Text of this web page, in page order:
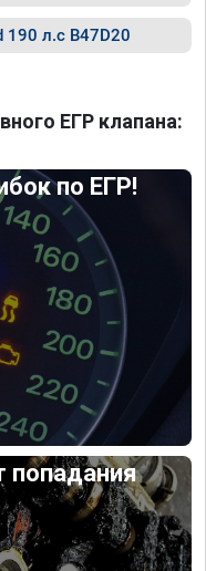
190 л.с B47D20
ЕГР клапана:
по ЕГР!
попадания